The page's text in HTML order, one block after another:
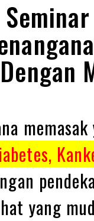
Dengan
yang